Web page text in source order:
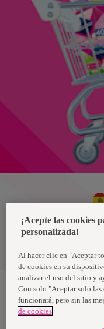
Política
Nosotras, una marca de
higiene y salud. Cada
¡Acepte las cookies
personalizada!
Al hacer clic en "Aceptar
de cookies en su
analizar el uso del sitio y
Con solo "Aceptar solo las
funcionará, pero sin las
de cookies